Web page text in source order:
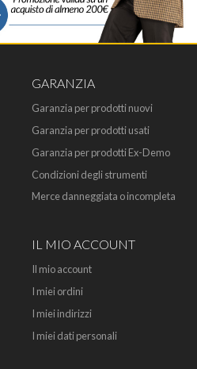
GARANZIA
Garanzia per prodotti nuovi
Garanzia per prodotti usati
Garanzia per prodotti Ex-Demo
Condizioni degli strumenti
Merce danneggiata o incompleta
IL MIO ACCOUNT
Il mio account
I miei ordini
I miei indirizzi
I miei dati personali